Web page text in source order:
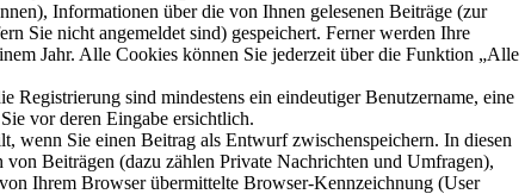
Informationen über die von Ihnen gelesenen Beiträge (zur
Sie nicht angemeldet sind) gespeichert. Ferner werden Ihre
Jahr. Alle Cookies können Sie jederzeit über die Funktion „Alle
sind mindestens ein eindeutiger Benutzername, eine
vor deren Eingabe ersichtlich.
wenn Sie einen Beitrag als Entwurf zwischenspeichern. In diesen
Beiträgen (dazu zählen Private Nachrichten und Umfragen),
Ihrem Browser übermittelte Browser-Kennzeichnung (User